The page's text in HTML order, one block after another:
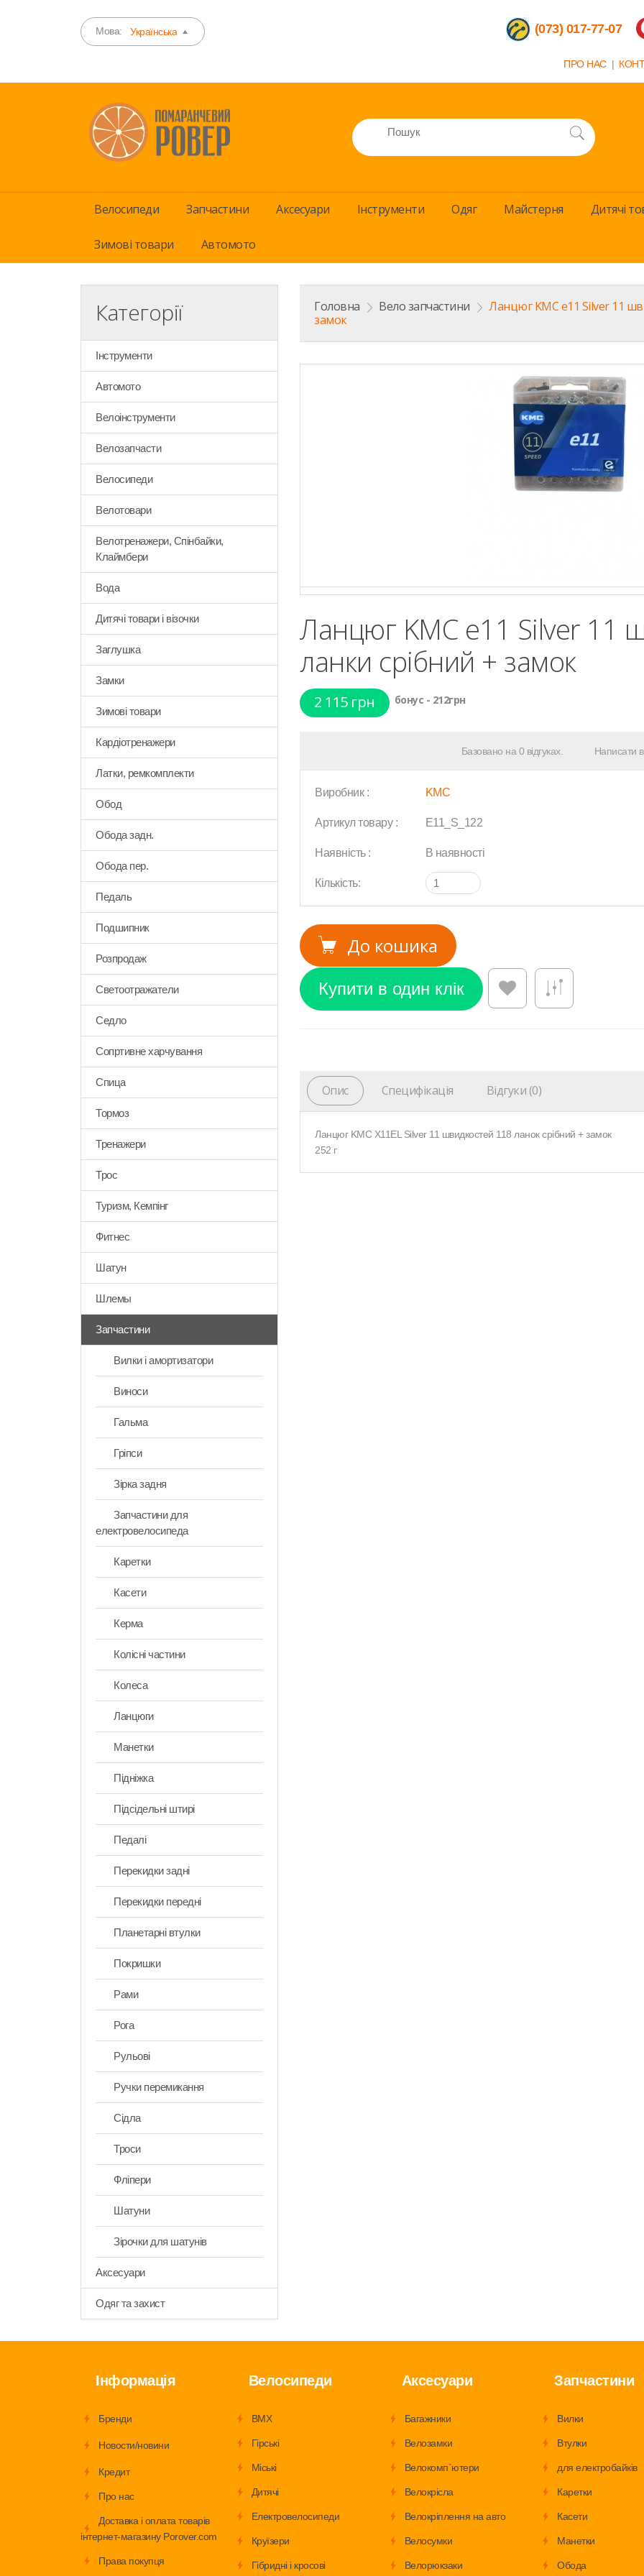
Мова: Українська (073) 017-77-07
ПРО НАС |
Велосипеди Запчастини Аксесуари Інструменти Одяг Майстерня Дитячi
Зимові товари Автомото
Категорії
Інструменти
Автомото
Велоінструменти
Велозапчасти
Велосипеди
Велотовари
Велотренажери, Спінбайки,
Клаймбери
Вода
Дитячі товари і візочки
Заглушка
Замки
Зимові товари
Кардіотренажери
Латки, ремкомплекти
Обод
Обода задн.
Обода пер.
Педаль
Подшипник
Розпродаж
Светоотражатели
Седло
Сопртивне харчування
Спица
Тормоз
Тренажери
Трос
Туризм, Кемпінг
Фитнес
Шатун
Шлемы
Запчастини
Вилки i амортизатори
Виноси
Гальма
Гріпси
Зірка задня
Запчастини для
електровелосипеда
Каретки
Касети
Керма
Колісні частини
Колеса
Ланцюги
Манетки
Підніжка
Підсідельні штирі
Педалі
Перекидки задні
Перекидки передні
Планетарні втулки
Покришки
Рами
Рога
Рульові
Ручки перемикання
Сідла
Троси
Фліпери
Шатуни
Зірочки для шатунів
Аксесуари
Одяг та захист
Головна > Вело запчастини > Ланцюг KMC e11 Silver 11
замок
Ланцюг KMC e11 Silver 11
ланки срібний + замок
2 115 грн бонус - 212грн
Базовано на 0 відгуках. Написати
Виробник : KMC
Артикул товару : E11_S_122
Наявність : В наявності
Кількість:
До кошика
Опис Специфікація Відгуки (0)
Ланцюг KMC X11EL Silver 11 швидкостей 118 ланок срібний + замок
252 г
Інформація
Бренди
Новости/новини
Кредит
Про нас
Доставка і оплата товарів
інтернет-магазину Porover.com
Права покупця
Велосипеди
BMX
Гірські
Міські
Дитячі
Електровелосипеди
Круїзери
Гібридні і кросові
Аксесуари
Багажники
Велозамки
Велокомп`ютери
Велокрісла
Велокріплення на авто
Велосумки
Велорюкзаки
Запчастини
Вилки
Втулки
для електробайків
Каретки
Касети
Манетки
Обода